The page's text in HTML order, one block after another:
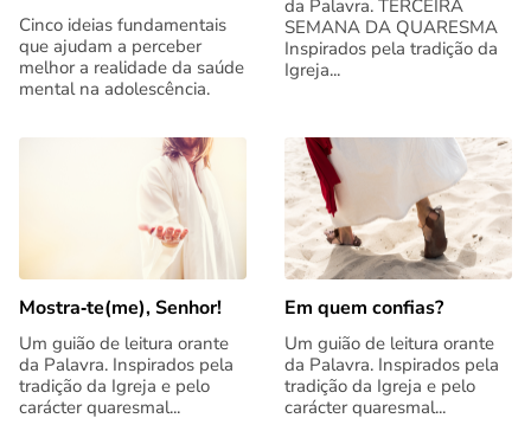
Cinco ideias fundamentais
que ajudam a perceber
melhor a realidade da saúde
mental na adolescência.
da Palavra. TERCEIRA
SEMANA DA QUARESMA
Inspirados pela tradição da
Igreja...
Mostra‑te(me), Senhor!
Um guião de leitura orante
da Palavra. Inspirados pela
tradição da Igreja e pelo
carácter quaresmal...
Em quem confias?
Um guião de leitura orante
da Palavra. Inspirados pela
tradição da Igreja e pelo
carácter quaresmal...